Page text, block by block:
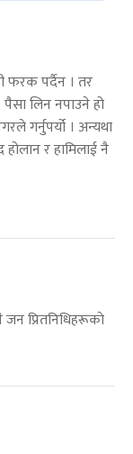
फरक पर्दैन । तर
लिन नपाउने हो
गर्नुपर्यो । अन्यथा
र हामिलाई नै
प्रितनिधिहरूकाे